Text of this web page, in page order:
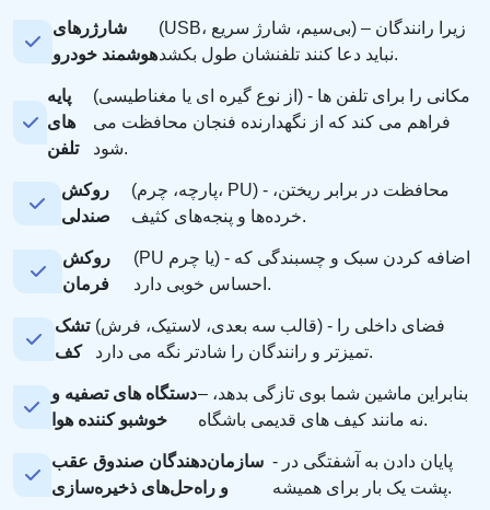
شارژرهای
هوشمند خودرو
(USB، بی‌سیم، شارژ سریع) – زیرا رانندگان
نباید دعا کنند تلفنشان طول بکشد.
پایه
های
تلفن
(از نوع گیره ای یا مغناطیسی) - مکانی را برای تلفن ها
فراهم می کند که از نگهدارنده فنجان محافظت می
شود.
روکش
صندلی
(پارچه، چرم، PU) - محافظت در برابر ریختن،
خرده‌ها و پنجه‌های کثیف.
روکش
فرمان
(PU یا چرم) - اضافه کردن سبک و چسبندگی که
احساس خوبی دارد.
تشک
کف
(قالب سه بعدی، لاستیک، فرش) - فضای داخلی را
تمیزتر و رانندگان را شادتر نگه می دارد.
دستگاه های تصفیه و
خوشبو کننده هوا
– بنابراین ماشین شما بوی تازگی بدهد،
نه مانند کیف های قدیمی باشگاه.
سازمان‌دهندگان صندوق عقب
و راه‌حل‌های ذخیره‌سازی
- پایان دادن به آشفتگی در
پشت یک بار برای همیشه.